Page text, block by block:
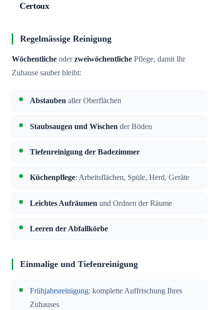
Certoux
Regelmässige Reinigung
Wöchentliche oderzweiwöchentliche Pflege, damit Ihr
Zuhause sauber bleibt:
Abstauben aller Oberflächen
Staubsaugen und Wischen der Böden
Tiefenreinigung der Badezimmer
Küchenpflege: Arbeitsflächen, Spüle, Herd, Geräte
Leichtes Aufräumen und Ordnen der Räume
Leeren der Abfallkörbe
Einmalige und Tiefenreinigung
Frühjahrsreinigung: komplette Auffrischung Ihres
Zuhauses